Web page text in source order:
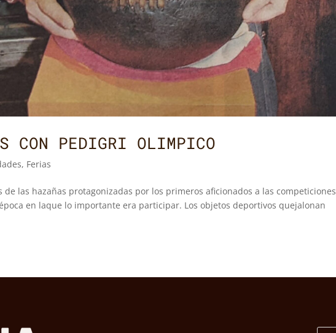
CON PEDIGRI OLIMPICO
, Ferias
las hazañas protagonizadas por los primeros aficionados a las competiciones
en laque lo importante era participar. Los objetos deportivos quejalonan